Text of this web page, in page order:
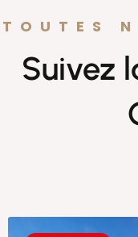
TOUTES
Suivez